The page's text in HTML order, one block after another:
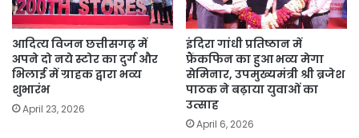
आदित्य विजन छत्तीसगढ़ में
अपने दो नये स्टोर का दुर्ग और
भिलाई में ग्राहक द्वारा भव्य
शुभारंभ
April 23, 2026
इंदिरा गांधी प्रतिष्ठान में
फ्रैंकफिन का हुआ भव्य मेगा
सेमिनार, उपमुख्यमंत्री श्री ब्रजेश
पाठक ने बढ़ाया युवाओं का
उत्साह
April 6, 2026